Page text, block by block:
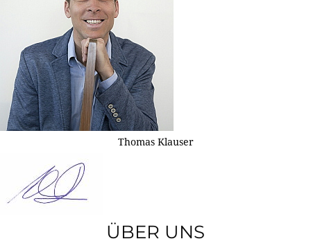
Thomas Klauser
ÜBER UNS